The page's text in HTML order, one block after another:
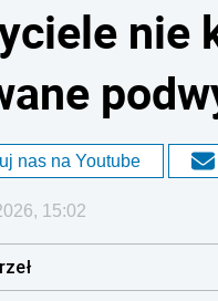
nie
nas na Youtube
15:02